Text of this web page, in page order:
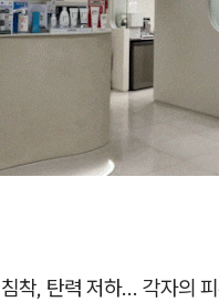
착, 탄력 저하... 각자의